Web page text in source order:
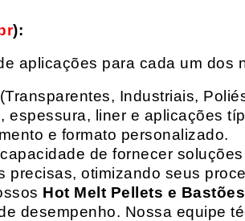
):
aplicações para cada um dos
Industriais,
liner e aplicações
e formato personalizado.
de fornecer
otimizando seus
Hot Melt Pellets e
desempenho. Nossa equipe